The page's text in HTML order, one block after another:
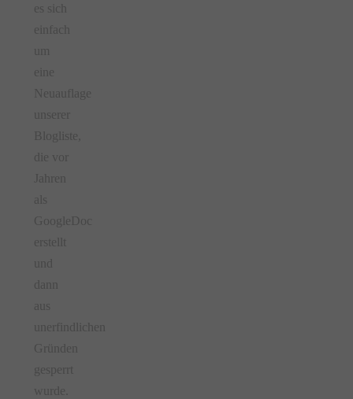
es sich
einfach
um
eine
Neuauflage
unserer
Blogliste,
die vor
Jahren
als
GoogleDoc
erstellt
und
dann
aus
unerfindlichen
Gründen
gesperrt
wurde.